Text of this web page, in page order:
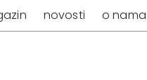
novosti o nama